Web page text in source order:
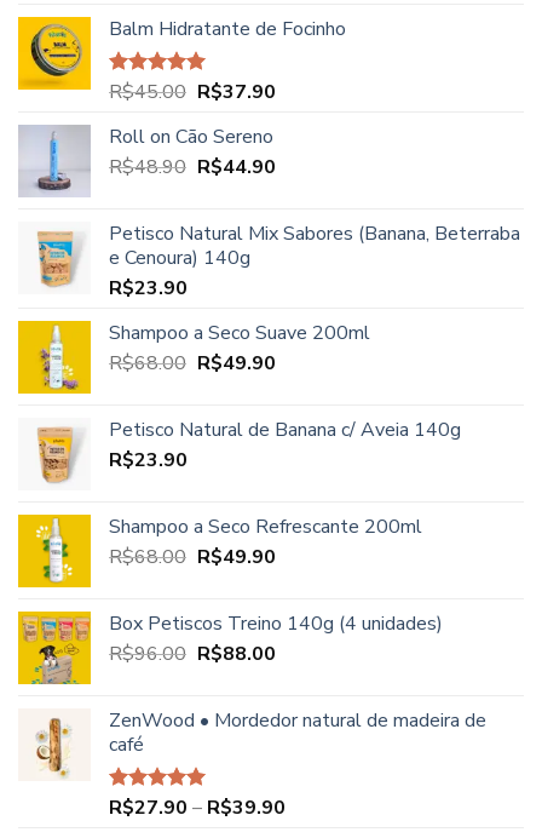
Balm Hidratante de Focinho
Avaliação
R$45.00 O
original
era:
R$37.90O
é:
Roll on Cão Sereno
R$48.90 O
era:
R$48.90.
R$44.90O
é:
Petisco Natural Mix Sabores (Banana, Beterraba
e Cenoura) 140g
R$23.90
Shampoo a Seco Suave 200ml
R$68.00 O
era:
R$49.90O
é:
Petisco Natural de Banana c/ Aveia 140g
R$23.90
Shampoo a Seco Refrescante 200ml
R$68.00 O
era:
R$68.00.
R$49.90O
é:
R$49.90.
Box Petiscos Treino 140g (4 unidades)
R$96.00 O
era:
R$88.00O
é:
ZenWood • Mordedor natural de madeira de
café
Avaliação
R$27.90 – R$39.90